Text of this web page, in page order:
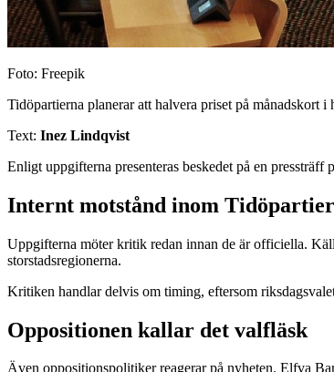
Foto: Freepik
Tidöpartierna planerar att halvera priset på
Text: Inez Lindqvist
Enligt uppgifterna presenteras beskedet på en pressträff
Internt motstånd inom
Uppgifterna möter kritik redan innan de är officiella.
storstadsregionerna.
Kritiken handlar delvis om timing, eftersom
Oppositionen kallar det valfläsk
Även oppositionspolitiker reagerar på nyheten. Elfva